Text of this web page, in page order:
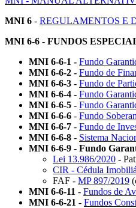
MNI 6 - REGULAMENTOS E
MNI 6-6 - FUNDOS
MNI 6-6-1 - Fundo
MNI 6-6-2 - Fundo de
MNI 6-6-3 - Fundo de
MNI 6-6-4 - Fundo
MNI 6-6-5 - Fundo
MNI 6-6-6 - Fundo
MNI 6-6-7 - Fundo de
MNI 6-6-8 - Sistema
MNI 6-6-9 - Fundo
Lei 13.986/2020 -
CIR - Cédula
FAF - MP 897/2019
MNI 6-6-11 - Fundos de
MNI 6-6-21 - Fundos